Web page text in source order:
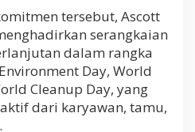
tersebut, Ascott
serangkaian
dalam rangka
Day, World
Cleanup Day, yang
dari karyawan, tamu,